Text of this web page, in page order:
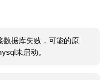
数据库失败，可能的原
未启动。